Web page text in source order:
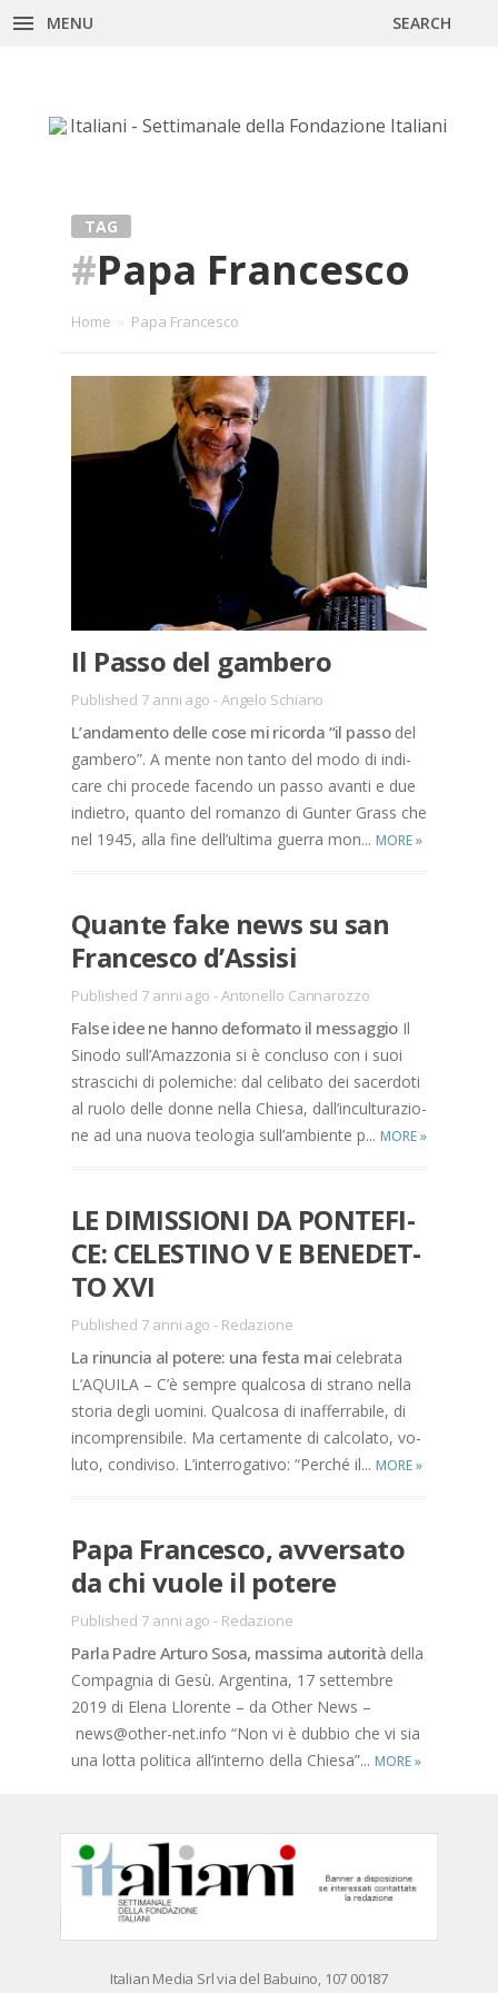
MENU SEARCH
TAG
#Papa Francesco
Home » Papa Francesco
Il Pas­so del gam­be­ro
Published 7 anni ago -Angelo Schiano
L’an­da­men­to del­le cose mi ri­cor­da “il pas­sodel
gam­be­ro”. A men­te non tan­to del modo di in­di­
ca­re chi pro­ce­de fa­cen­do un pas­so avan­ti e due
in­die­tro, quan­to del ro­man­zo di Gun­ter Grass che
nel 1945, alla fine del­l’ul­ti­ma guer­ra mon­... MORE»
Quan­te fake news su san
Fran­ce­sco d’As­si­si
Published 7 anni ago -Antonello Cannarozzo
Fal­se idee ne han­no de­for­ma­to il mes­sag­gioIl
Si­no­do sul­l’A­maz­zo­nia si è con­clu­so con i suoi
stra­sci­chi di po­le­mi­che: dal ce­li­ba­to dei sa­cer­do­ti
al ruo­lo del­le don­ne nel­la Chie­sa, dal­l’in­cul­tu­ra­zio­
ne ad una nuo­va teo­lo­gia sul­l’am­bien­te p... MORE»
LE DI­MIS­SIO­NI DA PON­TE­FI­
CE: CE­LE­STI­NO V E BE­NE­DET­
TO XVI
Published 7 anni ago - Redazione
La ri­nun­cia al po­te­re: una fe­sta mai ce­le­bra­ta
L’A­QUI­LA – C’è sem­pre qual­co­sa di stra­no nel­la
sto­ria de­gli uo­mi­ni. Qual­co­sa di inaf­fer­ra­bi­le, di
in­com­pren­si­bi­le. Ma cer­ta­men­te di cal­co­la­to, vo­
lu­to, con­di­vi­so. L’in­ter­ro­ga­ti­vo: “Per­ché il... MORE»
Papa Fran­ce­sco, av­ver­sa­to
da chi vuo­le il po­te­re
Published 7 anni ago - Redazione
Par­la Pa­dre Ar­tu­ro Sosa, mas­si­ma au­to­ri­tà del­la
Com­pa­gnia di Gesù. Ar­gen­ti­na, 17 set­tem­bre
2019 di Ele­na Llo­ren­te – da Other News –
news@other-net.info “Non vi è dub­bio che vi sia
una lot­ta po­li­ti­ca al­l’in­ter­no del­la Chie­sa”... MORE»
Ita­lian Me­dia Srl via del Ba­bui­no, 107 00187